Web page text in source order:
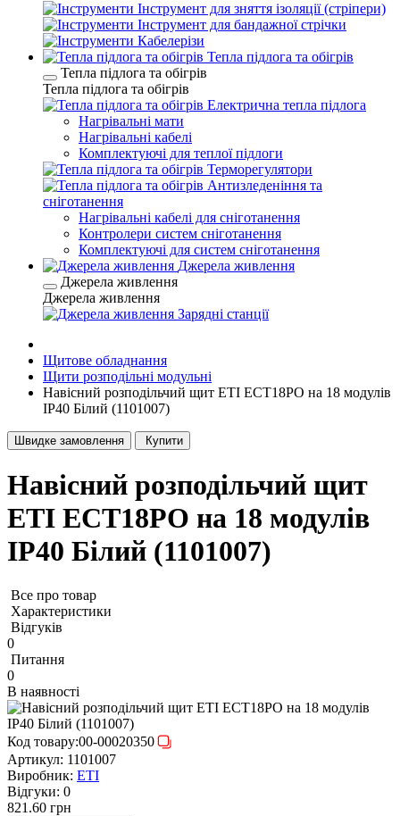
Інструмент для зняття ізоляції (стріпери)
Інструмент для бандажної стрічки
Кабелерізи
Тепла підлога та обігрів
Тепла підлога та обігрів
Тепла підлога та обігрів
Електрична тепла підлога
Нагрівальні мати
Нагрівальні кабелі
Комплектуючі для теплої підлоги
Терморегулятори
Антизледеніння та
сніготанення
Нагрівальні кабелі для сніготанення
Контролери систем сніготанення
Комплектуючі для систем сніготанення
Джерела живлення
Джерела живлення
Джерела живлення
Зарядні станції
Щитове обладнання
Щити розподільні модульні
Навісний розподільчий щит ETI ECT18PO на 18 модулів
IP40 Білий (1101007)
Швидке замовлення Купити
Навісний розподільчий щит
ETI ECT18PO на 18 модулів
IP40 Білий (1101007)
Все про товар
Характеристики
Відгуків
0
Питання
0
В наявності
Код товару:00-00020350
Артикул: 1101007
Виробник: ETI
Відгуки: 0
821.60 грн